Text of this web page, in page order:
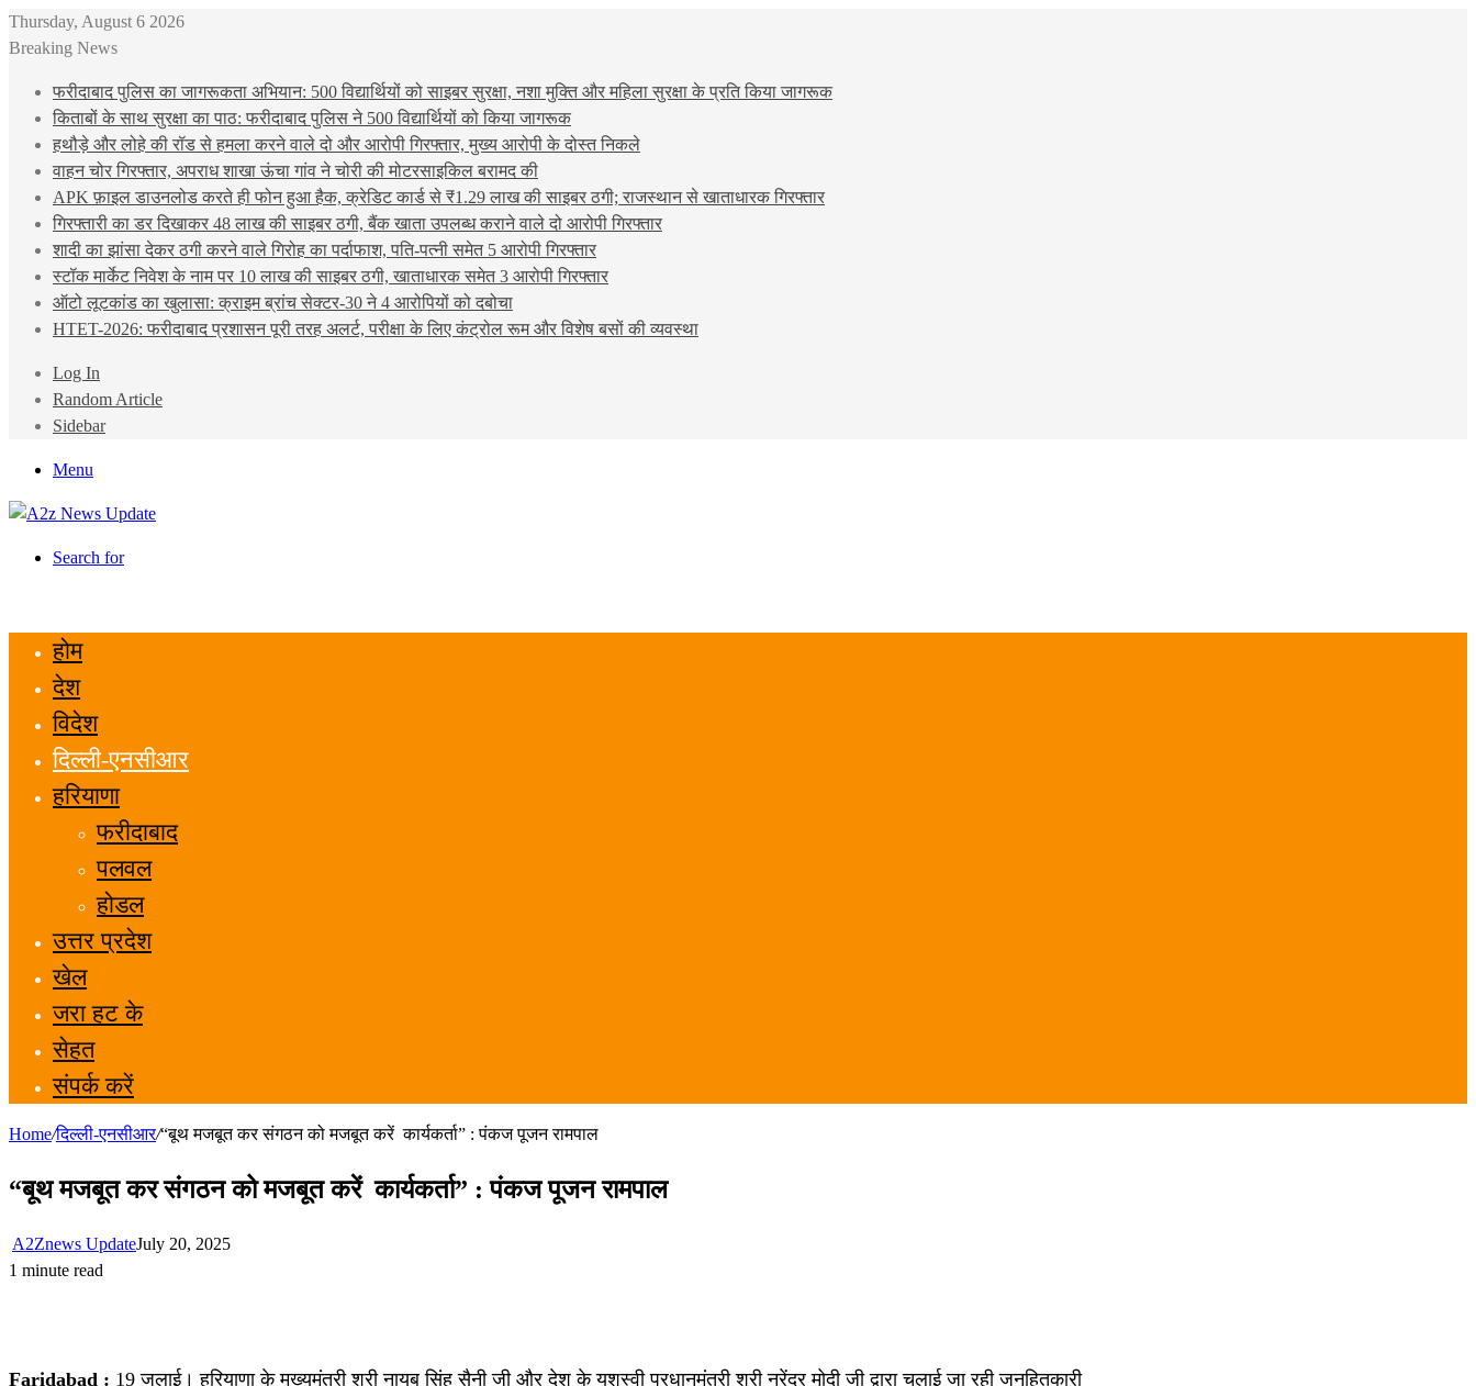
Thursday, August 6 2026
Breaking News
फरीदाबाद पुलिस का जागरूकता अभियान: 500 विद्यार्थियों को साइबर सुरक्षा, नशा मुक्ति और महिला सुरक्षा के प्रति किया जागरूक
किताबों के साथ सुरक्षा का पाठ: फरीदाबाद पुलिस ने 500 विद्यार्थियों को किया जागरूक
हथौड़े और लोहे की रॉड से हमला करने वाले दो और आरोपी गिरफ्तार, मुख्य आरोपी के दोस्त निकले
वाहन चोर गिरफ्तार, अपराध शाखा ऊंचा गांव ने चोरी की मोटरसाइकिल बरामद की
APK फ़ाइल डाउनलोड करते ही फोन हुआ हैक, क्रेडिट कार्ड से ₹1.29 लाख की साइबर ठगी; राजस्थान से खाताधारक गिरफ्तार
गिरफ्तारी का डर दिखाकर 48 लाख की साइबर ठगी, बैंक खाता उपलब्ध कराने वाले दो आरोपी गिरफ्तार
शादी का झांसा देकर ठगी करने वाले गिरोह का पर्दाफाश, पति-पत्नी समेत 5 आरोपी गिरफ्तार
स्टॉक मार्केट निवेश के नाम पर 10 लाख की साइबर ठगी, खाताधारक समेत 3 आरोपी गिरफ्तार
ऑटो लूटकांड का खुलासा: क्राइम ब्रांच सेक्टर-30 ने 4 आरोपियों को दबोचा
HTET-2026: फरीदाबाद प्रशासन पूरी तरह अलर्ट, परीक्षा के लिए कंट्रोल रूम और विशेष बसों की व्यवस्था
Log In
Random Article
Sidebar
Menu
Search for
होम
देश
विदेश
दिल्ली-एनसीआर
हरियाणा
फरीदाबाद
पलवल
होडल
उत्तर प्रदेश
खेल
जरा हट के
सेहत
संपर्क करें
Home/दिल्ली-एनसीआर/“बूथ मजबूत कर संगठन को मजबूत करें कार्यकर्ता” : पंकज पूजन रामपाल
“बूथ मजबूत कर संगठन को मजबूत करें कार्यकर्ता” : पंकज पूजन रामपाल
A2Znews UpdateJuly 20, 2025
1 minute read
Faridabad : 19 जुलाई। हरियाणा के मुख्यमंत्री श्री नायब सिंह सैनी जी और देश के यशस्वी प्रधानमंत्री श्री नरेंद्र मोदी जी द्वारा चलाई जा रही जनहितकारी